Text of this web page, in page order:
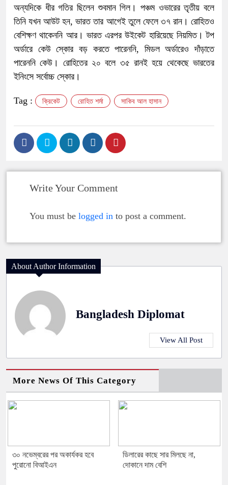
অন্যদিকে ধীর গতির ছিলেন শুবমান গিল। পঞ্চম ওভারের তৃতীয় বলে
তিনি যখন আউট হন, ভারত তার আগেই তুলে ফেলে ৩৭ রান। রোহিতও
বেশিক্ষণ থাকেননি আর। ভারত এরপর উইকেট হারিয়েছে নিয়মিত। টপ
অর্ডারে কেউ স্কোর বড় করতে পারেননি, মিডল অর্ডারেও দাঁড়াতে
পারেননি কেউ। রোহিতের ২০ বলে ৩৫ রানই হয়ে থেকেছে ভারতের
ইনিংসে সর্বোচ্চ স্কোর।
Tag : ক্রিকেট রোহিত শর্মা সাকিব আল হাসান
Write Your Comment
You must be logged in to post a comment.
About Author Information
Bangladesh Diplomat
View All Post
More News Of This Category
৩০ নভেম্বরের পর অকার্যকর হবে
পুরোনো বিআইএন
ডিলারের কাছে সার মিলছে না,
দোকানে দাম বেশি